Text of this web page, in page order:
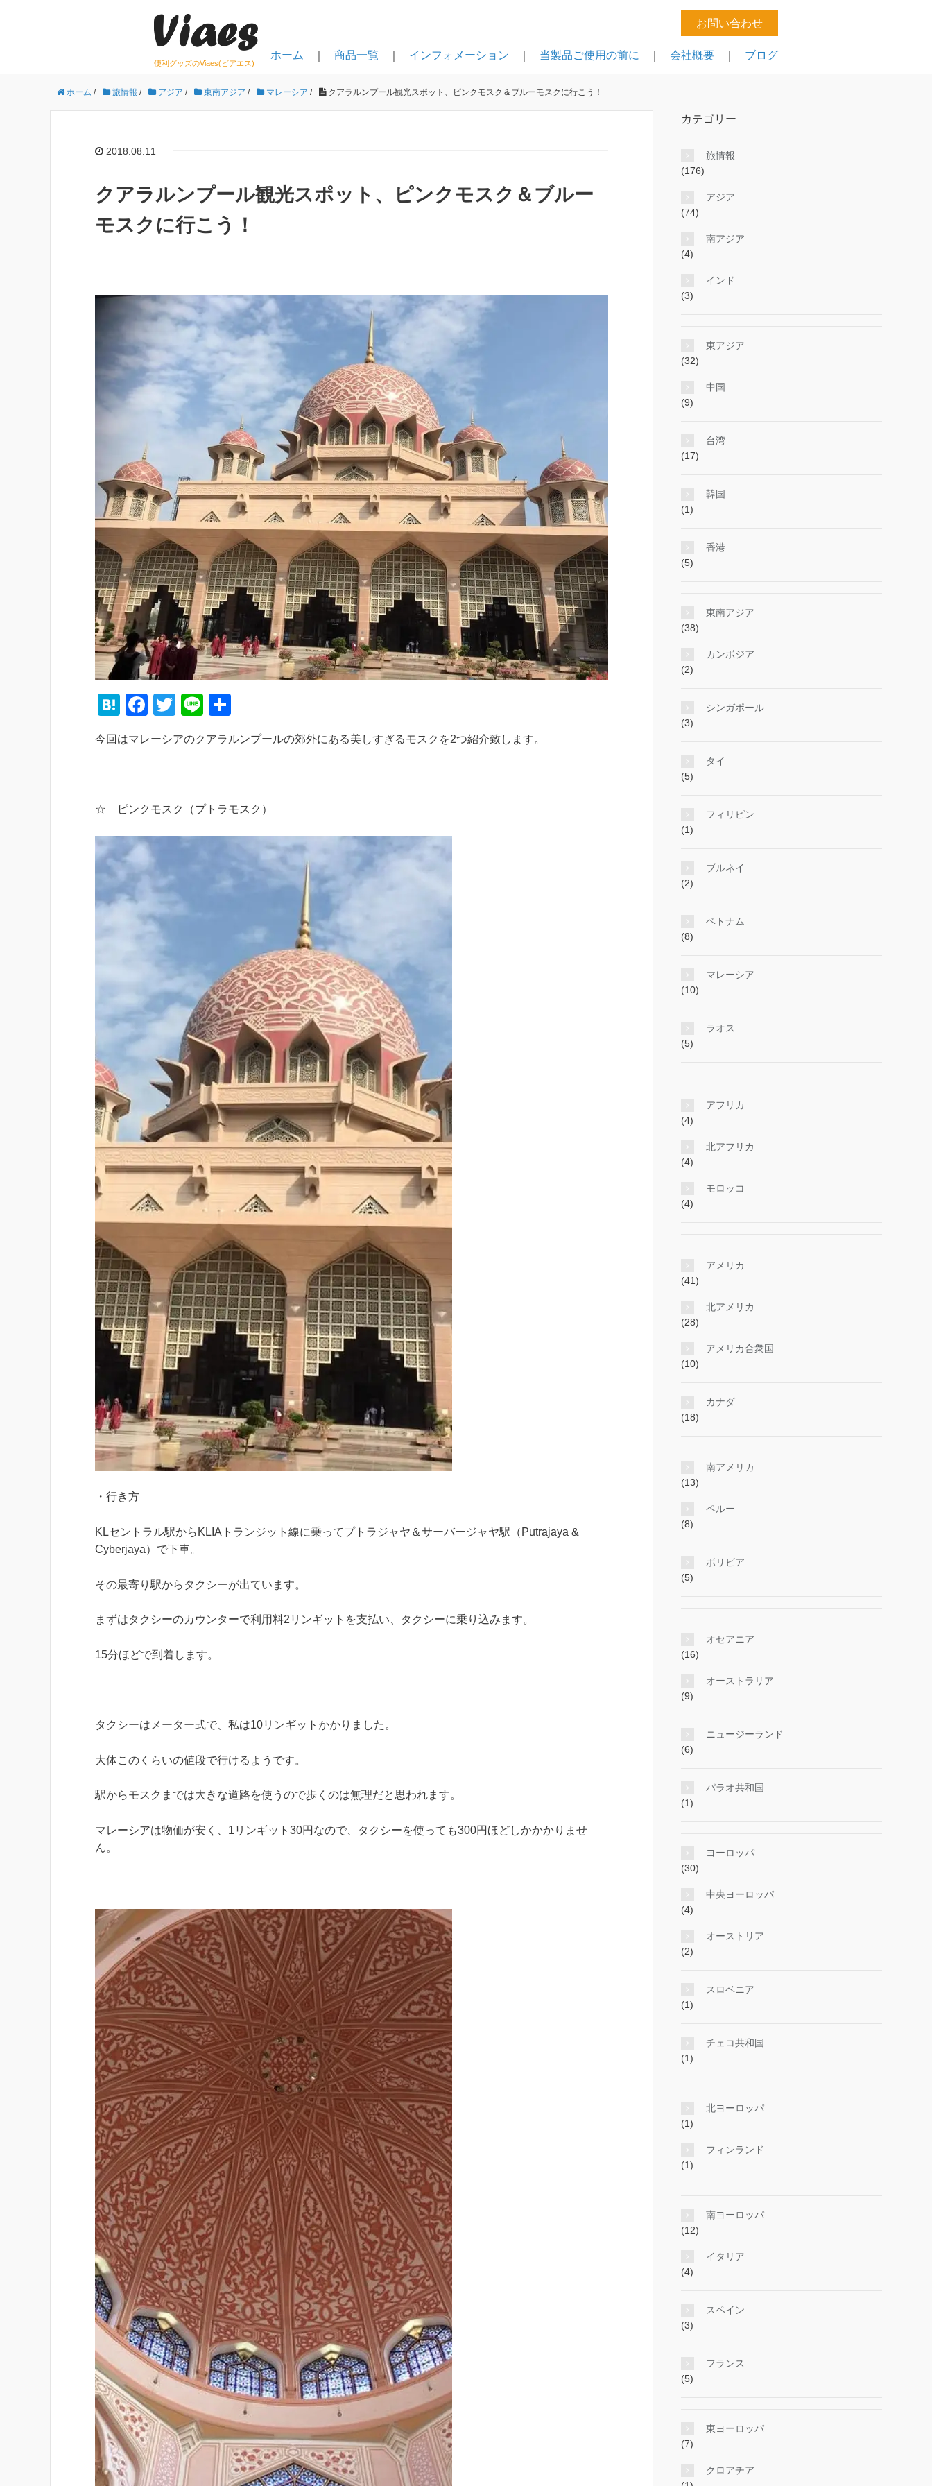
便利グッズのViaes(ビアエス)
お問い合わせ
ホーム 商品一覧 インフォメーション 当製品ご使用の前に 会社概要 ブログ
ホーム / 旅情報 / アジア / 東南アジア / マレーシア / クアラルンプール観光スポット、ピンクモスク＆ブルーモスクに行こう！
2018.08.11
クアラルンプール観光スポット、ピンクモスク＆ブルー
モスクに行こう！
H
e
F
o
o
k
T
tt
Li
e
今回はマレーシアのクアラルンプールの郊外にある美しすぎるモスクを2つ紹介致します。
☆ ピンクモスク（プトラモスク）
・行き方
KLセントラル駅からKLIAトランジット線に乗ってプトラジャヤ＆サーバージャヤ駅（Putrajaya &
Cyberjaya）で下車。
その最寄り駅からタクシーが出ています。
まずはタクシーのカウンターで利用料2リンギットを支払い、タクシーに乗り込みます。
15分ほどで到着します。
タクシーはメーター式で、私は10リンギットかかりました。
大体このくらいの値段で行けるようです。
駅からモスクまでは大きな道路を使うので歩くのは無理だと思われます。
マレーシアは物価が安く、1リンギット30円なので、タクシーを使っても300円ほどしかかかりませ
ん。
カテゴリー
旅情報
(176)
アジア
(74)
南アジア
(4)
インド
(3)
東アジア
(32)
中国
(9)
台湾
(17)
韓国
(1)
香港
(5)
東南アジア
(38)
カンボジア
(2)
シンガポール
(3)
タイ
(5)
フィリピン
(1)
ブルネイ
(2)
ベトナム
(8)
マレーシア
(10)
ラオス
(5)
アフリカ
(4)
北アフリカ
(4)
モロッコ
(4)
アメリカ
(41)
北アメリカ
(28)
アメリカ合衆国
(10)
カナダ
(18)
南アメリカ
(13)
ペルー
(8)
ボリビア
(5)
オセアニア
(16)
オーストラリア
(9)
ニュージーランド
(6)
パラオ共和国
(1)
ヨーロッパ
(30)
中央ヨーロッパ
(4)
オーストリア
(2)
スロベニア
(1)
チェコ共和国
(1)
北ヨーロッパ
(1)
フィンランド
(1)
南ヨーロッパ
(12)
イタリア
(4)
スペイン
(3)
フランス
(5)
東ヨーロッパ
(7)
クロアチア